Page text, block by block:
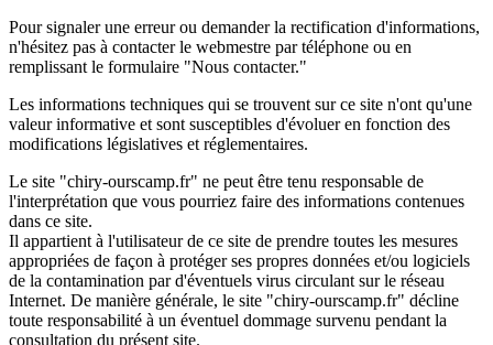
Pour signaler une erreur ou demander la rectification d'informations,
n'hésitez pas à contacter le webmestre par téléphone ou en
remplissant le formulaire "Nous contacter."
Les informations techniques qui se trouvent sur ce site n'ont qu'une
valeur informative et sont susceptibles d'évoluer en fonction des
modifications législatives et réglementaires.
Le site "chiry-ourscamp.fr" ne peut être tenu responsable de
l'interprétation que vous pourriez faire des informations contenues
dans ce site.
Il appartient à l'utilisateur de ce site de prendre toutes les mesures
appropriées de façon à protéger ses propres données et/ou logiciels
de la contamination par d'éventuels virus circulant sur le réseau
Internet. De manière générale, le site "chiry-ourscamp.fr" décline
toute responsabilité à un éventuel dommage survenu pendant la
consultation du présent site.